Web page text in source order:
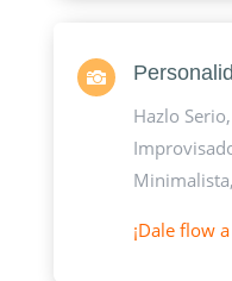

Hazlo
¡Dale flow